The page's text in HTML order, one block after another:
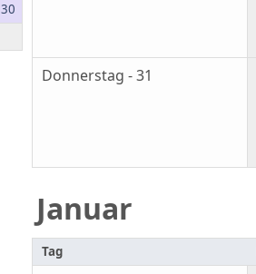
30
Donnerstag - 31
Januar
Tag